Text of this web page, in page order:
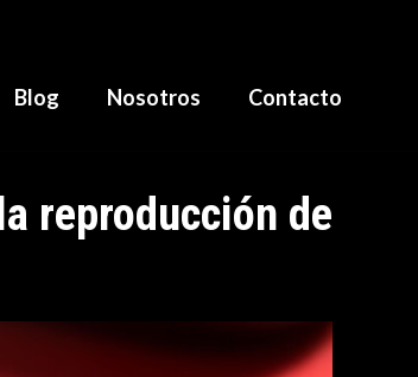
Blog Nosotros Contacto
reproducción de